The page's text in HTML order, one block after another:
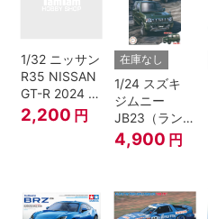
1/32 ニッサン
R35 NISSAN
GT-R 2024 メ
タリックブル
ー
2,200 円
在庫なし
1/24 スズキ
ジムニー
JB23（ランド
ベンチャー/ク
ールカーキパ
4,900 円